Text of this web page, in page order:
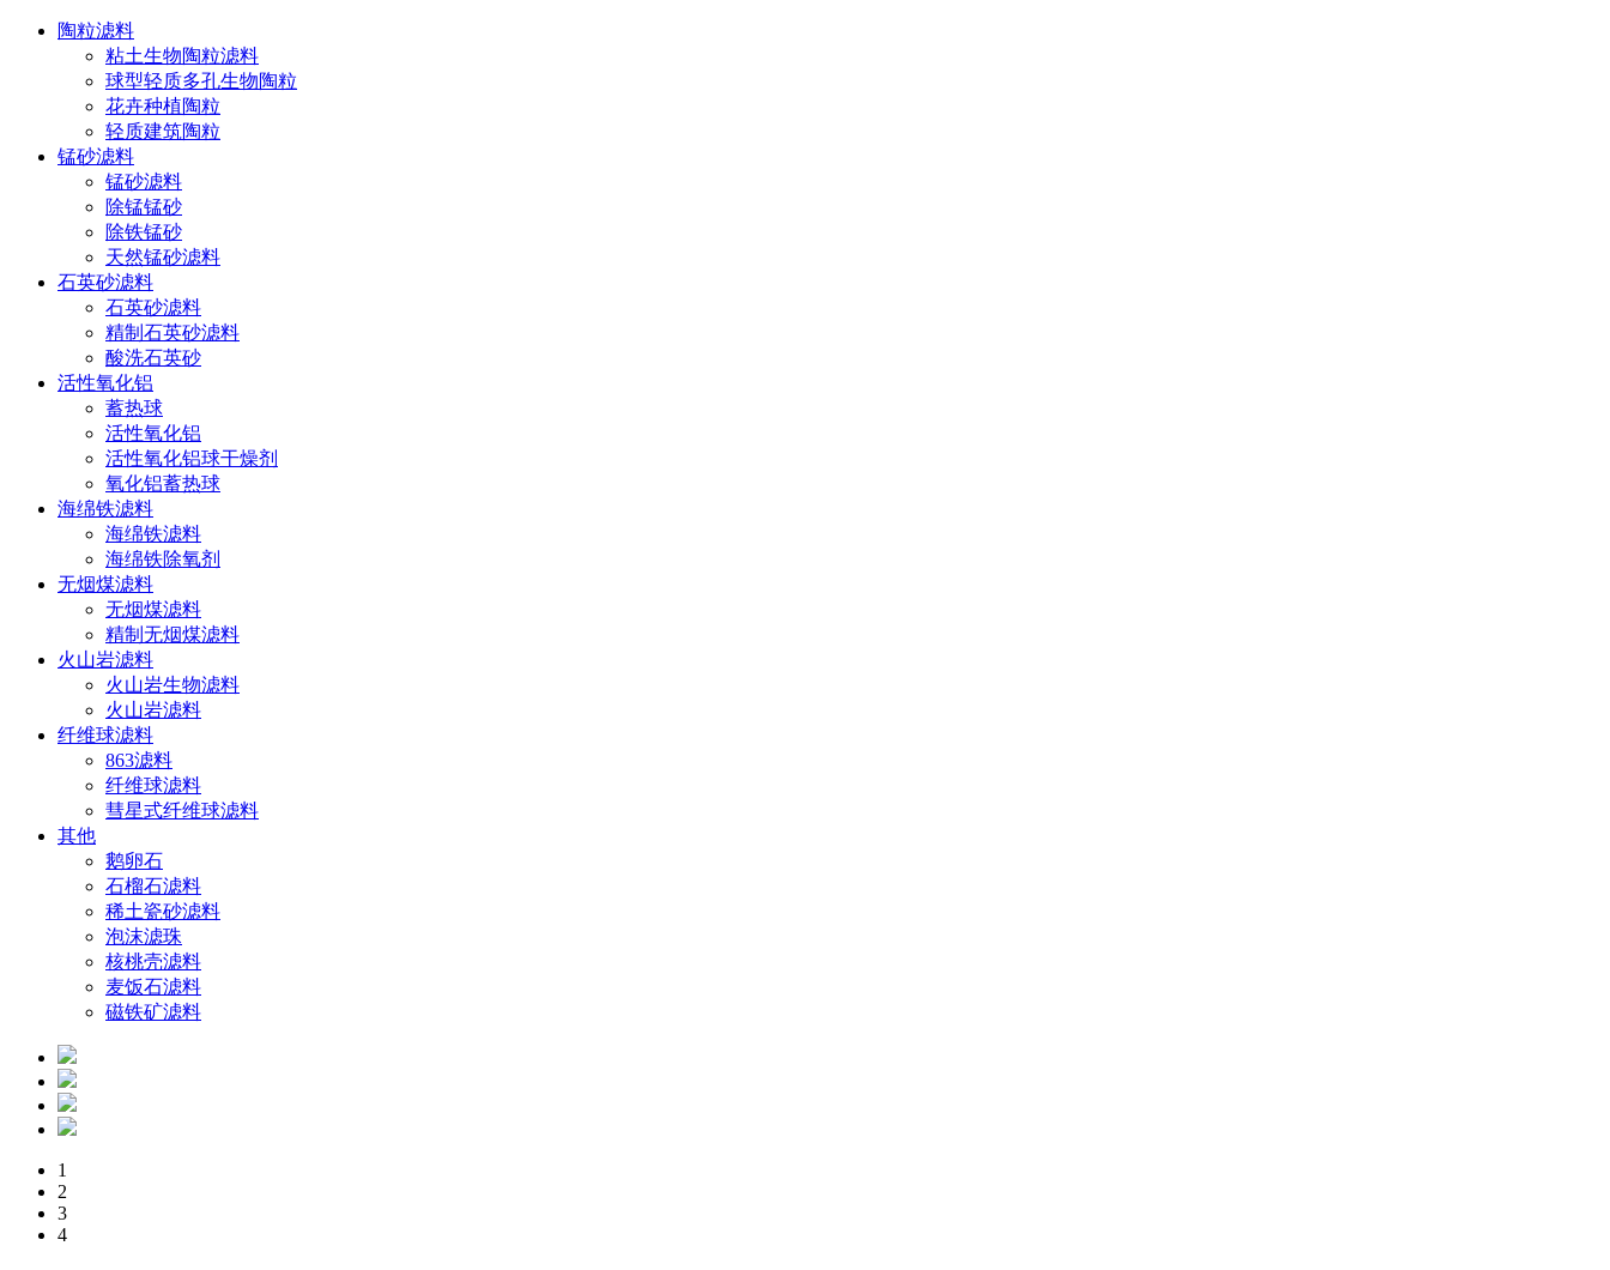
陶粒滤料
粘土生物陶粒滤料
球型轻质多孔生物陶粒
花卉种植陶粒
轻质建筑陶粒
锰砂滤料
锰砂滤料
除锰锰砂
除铁锰砂
天然锰砂滤料
石英砂滤料
石英砂滤料
精制石英砂滤料
酸洗石英砂
活性氧化铝
蓄热球
活性氧化铝
活性氧化铝球干燥剂
氧化铝蓄热球
海绵铁滤料
海绵铁滤料
海绵铁除氧剂
无烟煤滤料
无烟煤滤料
精制无烟煤滤料
火山岩滤料
火山岩生物滤料
火山岩滤料
纤维球滤料
863滤料
纤维球滤料
彗星式纤维球滤料
其他
鹅卵石
石榴石滤料
稀土瓷砂滤料
泡沫滤珠
核桃壳滤料
麦饭石滤料
磁铁矿滤料
1
2
3
4